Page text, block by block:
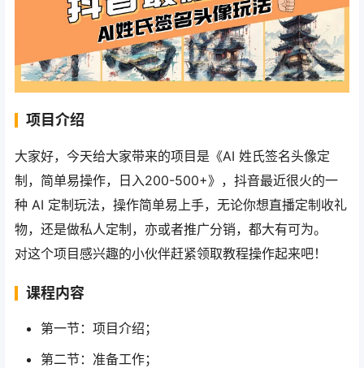
项目介绍
大家好，今天给大家带来的项目是《AI 姓氏签名头像定
制，简单易操作，日入200-500+》，抖音最近很火的一
种 AI 定制玩法，操作简单易上手，无论你想直播定制收礼
物，还是做私人定制，亦或者推广分销，都大有可为。
对这个项目感兴趣的小伙伴赶紧领取教程操作起来吧！
课程内容
第一节：项目介绍；
第二节：准备工作；